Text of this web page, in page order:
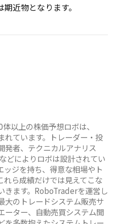
近物となります。
以上の株価予想ロボは、
れています。トレーダー・投
発者、テクニカルアナリス
どによりロボは設計されてい
ッジを持ち、得意な相場やト
れら成績だけでは見えてこな
きます。RoboTraderを運営し
大のトレードシステム販売サ
ーター、自動売買システム開